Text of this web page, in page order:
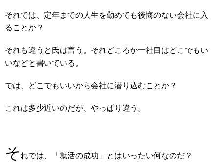
それでは、定年までの人生を勤めても後悔のない会社に入
ることか？
それも違うと氏は言う。それどころか一社目はどこでもい
いなどと書いている。
では、どこでもいいから会社に潜り込むことか？
これは多少近いのだが、やっぱり違う。
そ れでは、「就活の成功」とはいったい何なのだ？